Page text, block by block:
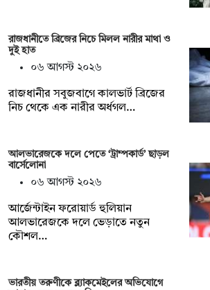
রাজধানীতে ব্রিজের নিচে মিলল নারীর মাথা ও
দুই হাত
০৬ আগস্ট ২০২৬
রাজধানীর সবুজবাগে কালভার্ট ব্রিজের
নিচ থেকে এক নারীর অর্ধগল…
আলভারেজকে দলে পেতে ‘ট্রাম্পকার্ড’ ছাড়ল
বার্সেলোনা
০৬ আগস্ট ২০২৬
আর্জেন্টাইন ফরোয়ার্ড হুলিয়ান
আলভারেজকে দলে ভেড়াতে নতুন
কৌশল…
ভারতীয় তরুণীকে ব্ল্যাকমেইলের অভিযোগে